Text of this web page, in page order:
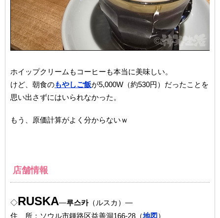
ホイップクリームもコーヒーも本当に美味しい。
けど、朝食のもやしご飯が5,000W（約530円）だったことを
思い出さずにはいられなかった。
もう、原価計算がよく分からないｗ
店舗情報
◇RUSKA―루스카（ルスカ）―
住 所：ソウル市鍾路区益善洞166-28（地図 ）